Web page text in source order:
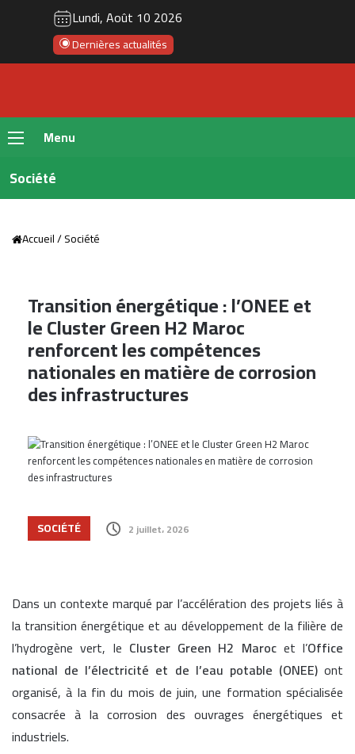
Lundi, Août 10 2026
Dernières actualités
Menu
Société
Accueil/Société
Transition énergétique : l’ONEE et
le Cluster Green H2 Maroc
renforcent les compétences
nationales en matière de corrosion
des infrastructures
SOCIÉTÉ 2 juillet، 2026
Dans un contexte marqué par l’accélération des projets liés à
la transition énergétique et au développement de la filière de
l’hydrogène vert, le Cluster Green H2 Marocet l’Office
national de l’électricité et de l’eau potable (ONEE)ont
organisé, à la fin du mois de juin, une formation spécialisée
consacrée à la corrosion des ouvrages énergétiques et
industriels.